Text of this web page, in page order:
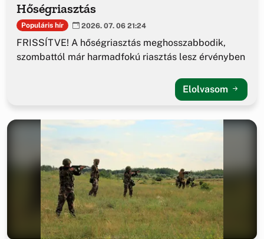
Hőségriasztás
Populáris hír 2026. 07. 06 21:24
FRISSÍTVE! A hőségriasztás meghosszabbodik,
szombattól már harmadfokú riasztás lesz érvényben
Elolvasom